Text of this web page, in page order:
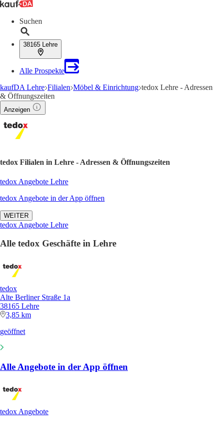
Suchen
38165 Lehre
Alle Prospekte
kaufDA Lehre Filialen Möbel & Einrichtung tedox Lehre - Adressen
& Öffnungszeiten
Anzeigen
tedox Filialen in Lehre - Adressen & Öffnungszeiten
tedox Angebote Lehre
tedox Angebote in der App öffnen
WEITER
tedox Angebote Lehre
Alle tedox Geschäfte in Lehre
tedox
Alte Berliner Straße 1a
38165 Lehre
3,85 km
geöffnet
Alle Angebote in der App öffnen
tedox Angebote